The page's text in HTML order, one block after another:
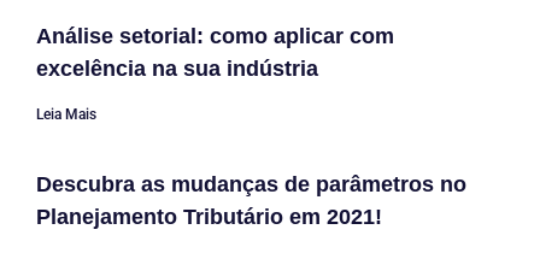
Análise setorial: como aplicar com
excelência na sua indústria
Leia Mais
Descubra as mudanças de parâmetros no
Planejamento Tributário em 2021!